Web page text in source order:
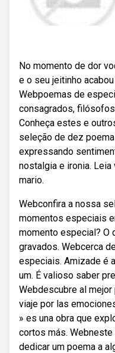
No momento de dor
e o seu jeitinho
Webpoemas de
consagrados,
Conheça estes e
seleção de dez
expressando
nostalgia e ironia.
mario.
Webconfira a nossa
momentos especiais
momento especial? O
gravados. Webcerca
especiais. Amizade é
um. É valioso saber
Webdescubre al mejor
viaje por las
» es una obra que
cortos más.
dedicar um poema a